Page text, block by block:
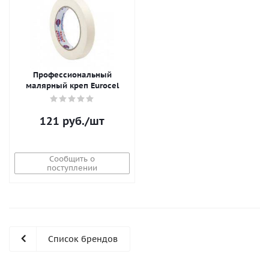
Профессиональный
малярный креп Eurocel
121 руб./шт
Сообщить о
поступлении
Список брендов